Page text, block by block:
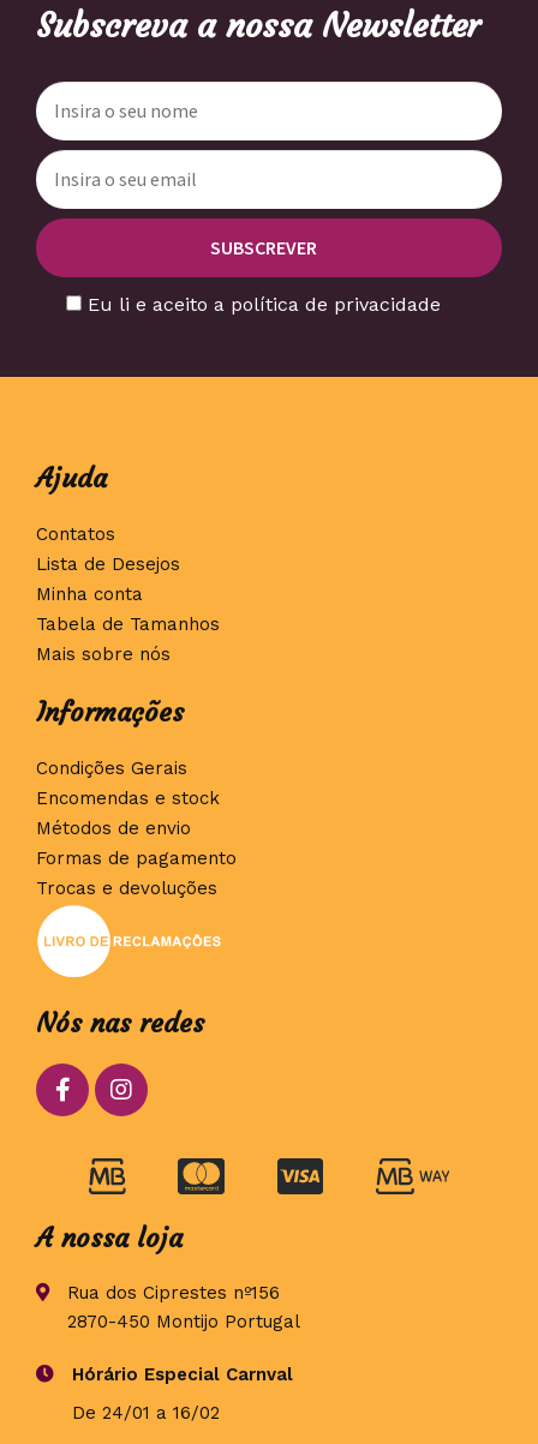
Subscreva a nossa Newsletter
Eu li e aceito a política de privacidade
Ajuda
Contatos
Lista de Desejos
Minha conta
Tabela de Tamanhos
Mais sobre nós
Informações
Condições Gerais
Encomendas e stock
Métodos de envio
Formas de pagamento
Trocas e devoluções
Nós nas redes
A nossa loja
Rua dos Ciprestes nº156
2870-450 Montijo Portugal
Hórário Especial Carnval
De 24/01 a 16/02